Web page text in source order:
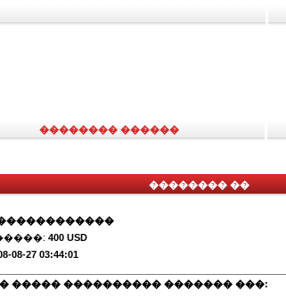
�������� ������
�������� ��
400 USD
08-27 03:44:01
����� ���������� ������� ���: